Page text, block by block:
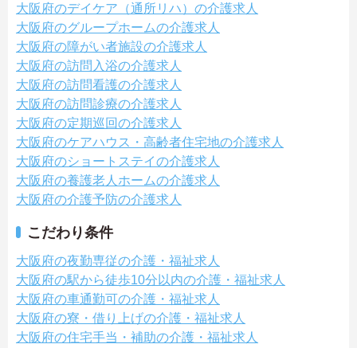
大阪府のデイケア（通所リハ）の介護求人
大阪府のグループホームの介護求人
大阪府の障がい者施設の介護求人
大阪府の訪問入浴の介護求人
大阪府の訪問看護の介護求人
大阪府の訪問診療の介護求人
大阪府の定期巡回の介護求人
大阪府のケアハウス・高齢者住宅地の介護求人
大阪府のショートステイの介護求人
大阪府の養護老人ホームの介護求人
大阪府の介護予防の介護求人
こだわり条件
大阪府の夜勤専従の介護・福祉求人
大阪府の駅から徒歩10分以内の介護・福祉求人
大阪府の車通勤可の介護・福祉求人
大阪府の寮・借り上げの介護・福祉求人
大阪府の住宅手当・補助の介護・福祉求人